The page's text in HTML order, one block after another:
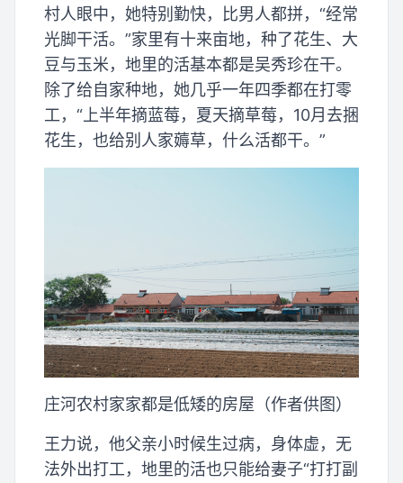
村人眼中，她特别勤快，比男人都拼，“经常
光脚干活。”家里有十来亩地，种了花生、大
豆与玉米，地里的活基本都是吴秀珍在干。
除了给自家种地，她几乎一年四季都在打零
工，“上半年摘蓝莓，夏天摘草莓，10月去捆
花生，也给别人家薅草，什么活都干。”
庄河农村家家都是低矮的房屋（作者供图）
王力说，他父亲小时候生过病，身体虚，无
法外出打工，地里的活也只能给妻子“打打副